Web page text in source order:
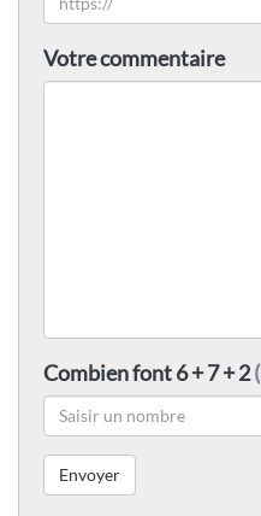
Votre commentaire
Combien font 6 + 7 + 2